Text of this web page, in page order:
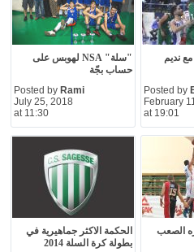
"سلة" NSA لهوبس على
حساب بجّة
Posted by Rami
July 25, 2018
at 11:30
مع نديم
Posted by
February
at 19:01
الحكمة الاكثر جماهيرية في
بطولة كرة السلة 2014
الصعب